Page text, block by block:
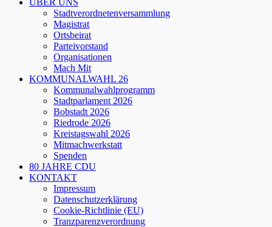
Stadtverordnetenversammlung
Magistrat
Ortsbeirat
Parteivorstand
Organisationen
Mach Mit
KOMMUNALWAHL 26
Kommunalwahlprogramm
Stadtparlament 2026
Bobstadt 2026
Riedrode 2026
Kreistagswahl 2026
Mitmachwerkstatt
Spenden
80 JAHRE CDU
KONTAKT
Impressum
Datenschutzerklärung
Cookie-Richtlinie (EU)
Tranzparenzverordnung